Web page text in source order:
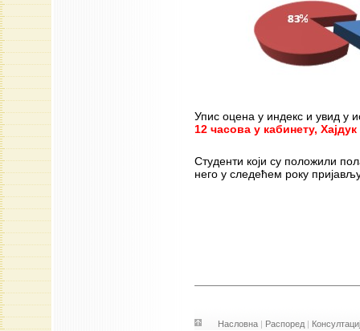
Упис оцена у индекс и увид у
12 часова у кабинету,
Студенти који су положили
него у следећем року
Насловна| Распоред|